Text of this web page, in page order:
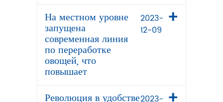
На местном уровне
запущена
современная линия
по переработке
овощей, что
повышает
2023-
12-09
Революция в удобстве2023-